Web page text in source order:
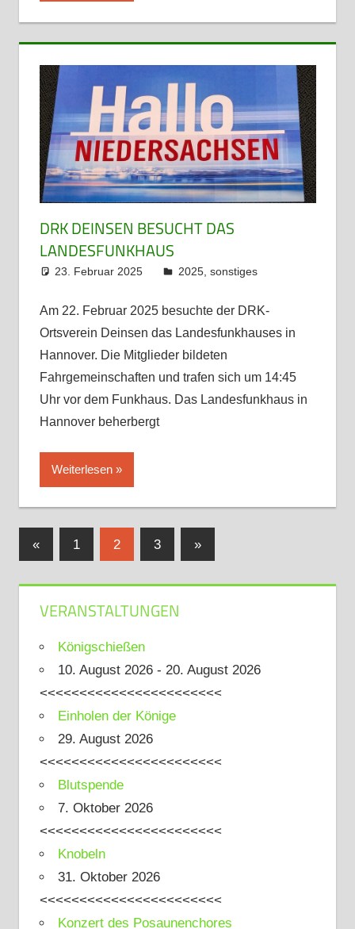
DRK DEINSEN BESUCHT DAS
LANDESFUNKHAUS
23. Februar 2025 admin
2025, sonstiges
Am 22. Februar 2025 besuchte der DRK-
Ortsverein Deinsen das Landesfunkhauses in
Hannover. Die Mitglieder bildeten
Fahrgemeinschaften und trafen sich um 14:45
Uhr vor dem Funkhaus. Das Landesfunkhaus in
Hannover beherbergt
Weiterlesen
Seitennummerierung
Beiträge
«Vorherige
1 2 3
Nächste
»
VERANSTALTUNGEN
Königschießen
10. August 2026 - 20. August 2026
<<<<<<<<<<<<<<<<<<<<<<<
Einholen der Könige
29. August 2026
<<<<<<<<<<<<<<<<<<<<<<<
Blutspende
7. Oktober 2026
<<<<<<<<<<<<<<<<<<<<<<<
Knobeln
31. Oktober 2026
<<<<<<<<<<<<<<<<<<<<<<<
Konzert des Posaunenchores